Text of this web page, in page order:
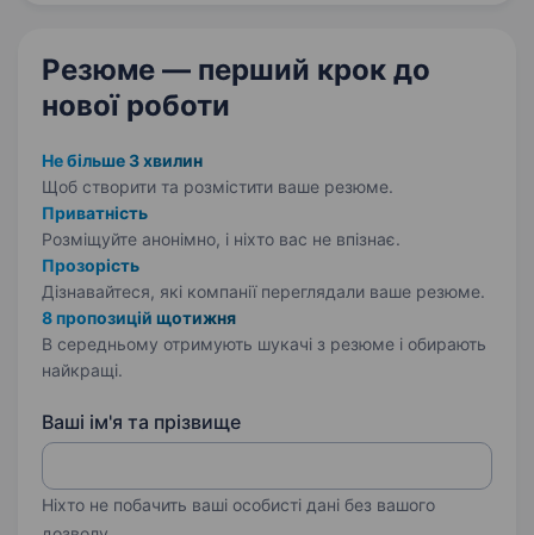
Резюме — перший крок до
нової роботи
Не більше 3 хвилин
Щоб створити та розмістити ваше резюме.
Приватність
Розміщуйте анонімно, і ніхто вас не впізнає.
Прозорість
Дізнавайтеся, які компанії переглядали ваше резюме.
8 пропозицій щотижня
В середньому отримують шукачі з резюме і обирають
найкращі.
Ваші ім'я та прізвище
Ніхто не побачить ваші особисті дані без вашого